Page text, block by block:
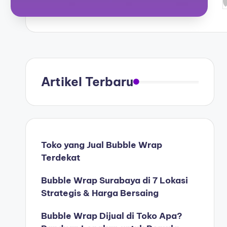
Artikel Terbaru
Toko yang Jual Bubble Wrap
Terdekat
Bubble Wrap Surabaya di 7 Lokasi
Strategis & Harga Bersaing
Bubble Wrap Dijual di Toko Apa?